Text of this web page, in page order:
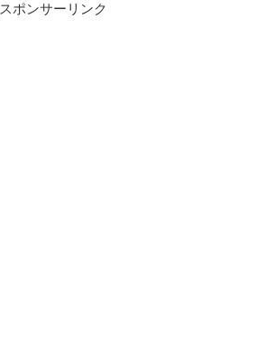
スポンサーリンク